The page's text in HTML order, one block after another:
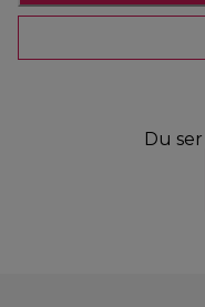
Du ser